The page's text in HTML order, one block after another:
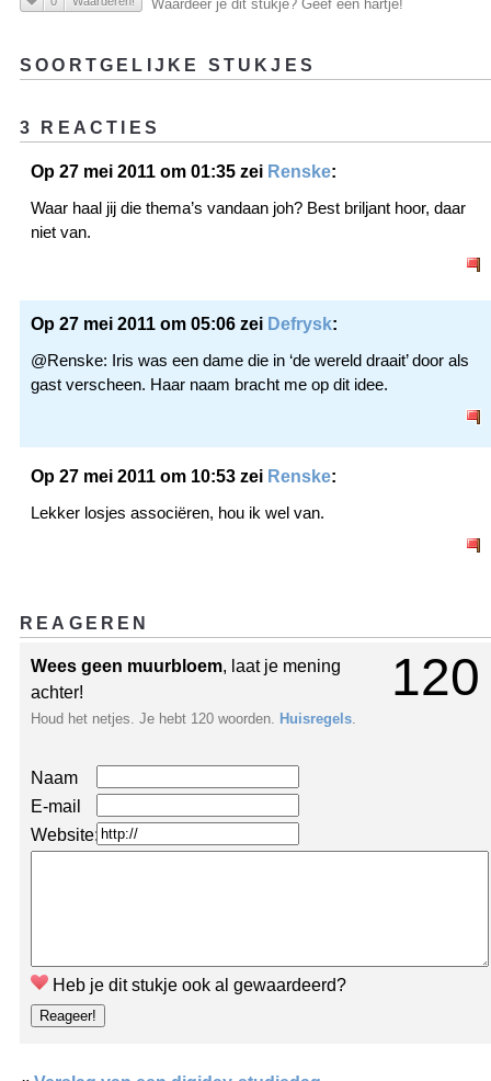
Waardeer je dit stukje? Geef een hartje!
SOORTGELIJKE STUKJES
3 REACTIES
Op 27 mei 2011 om 01:35 zei Renske:
Waar haal jij die thema’s vandaan joh? Best briljant hoor, daar
niet van.
Op 27 mei 2011 om 05:06 zei Defrysk:
@Renske: Iris was een dame die in ‘de wereld draait’ door als
gast verscheen. Haar naam bracht me op dit idee.
Op 27 mei 2011 om 10:53 zei Renske:
Lekker losjes associëren, hou ik wel van.
REAGEREN
120
Wees geen muurbloem, laat je mening
achter!
Houd het netjes. Je hebt 120 woorden. Huisregels
Naam
E-mail
Website:
Heb je dit stukje ook al gewaardeerd?